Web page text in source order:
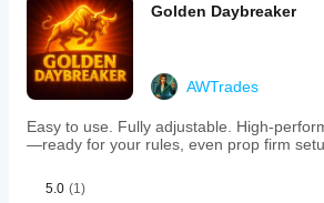
或使用
提供的
优化文
件。
的表
现会
相同
吗?
表现
可能
因经
条
Golden Daybreaker
AWTrades
Easy to use. Fully adjustable. High-
—ready for your rules, even prop firm
5.0 (1)